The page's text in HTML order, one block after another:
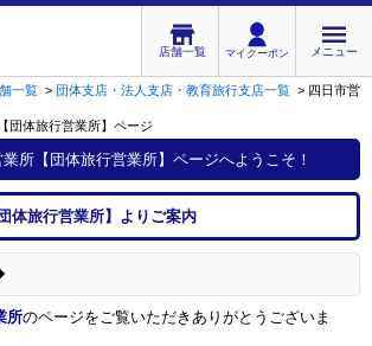
店舗一覧 マイクーポン メニュー
一覧 > 団体支店・法人支店・教育旅行支店一覧 > 四日市営
体旅行営業所】 ページ
所【団体旅行営業所】 ページへようこそ！
体旅行営業所】 よりご案内
所のページをご覧いただきありがとうございま